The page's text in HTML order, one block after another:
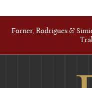
Forner, Rodrigues &